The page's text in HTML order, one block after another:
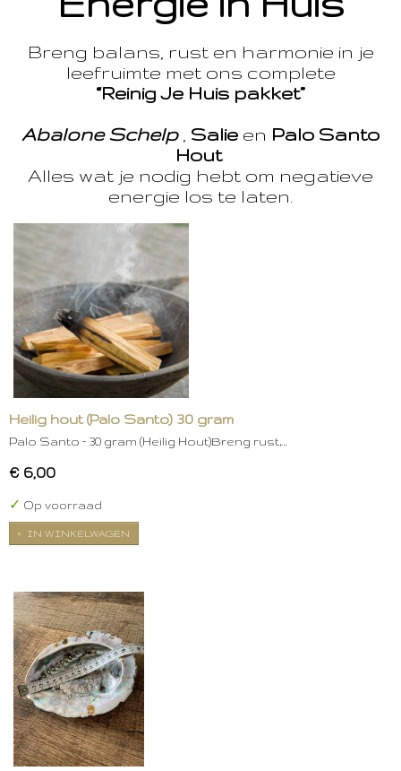
Breng balans, rust en harmonie in je
leefruimte met ons complete
“Reinig Je Huis pakket”
Abalone Schelp, Salie en Palo Santo
Hout
Alles wat je nodig hebt om negatieve
energie los te laten.
Heilig hout (Palo Santo) 30 gram
Palo Santo – 30 gram (Heilig Hout)Breng rust,…
€ 6,00
✓ Op voorraad
IN WINKELWAGEN